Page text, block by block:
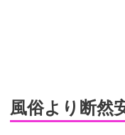
風俗より断然